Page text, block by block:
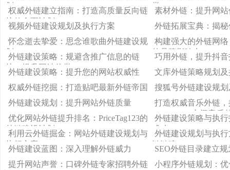
划
堂
权威外链建立指南：打造高质量反向链
接的全面计划
素材外链：提升网
视频外链建设规划及执行方案
外链拓展宝典：揭
怀念逝去挚爱：思念谁歌曲外链建设规
划
构建强大的外链网络
的品牌影响力
外链建设策略：规避含推广信息的链
接，提升网站信誉
巧用外链，提升抖
外链建设策略：提升您的网站权威性
文库外链策略规划
权威外链挖掘：打造贴吧最新外链帝国
搜狐号外链建设规
外链建设规划：提升网站外链质量
打造权威音乐外链
SamsaraQQ空间音乐
优化网站外链提升排名：PriceTag123的
外链建设计划
外链建设策略与执
成功
利用云外链掘金：网站外链建设规划与
执行方案
外链建设规划与执
链链建
外链建设蓝图：深入理解外链威力
SEO外链目录建立
提升网站声誉：口碑外链专家招聘外链
小程序外链规划：